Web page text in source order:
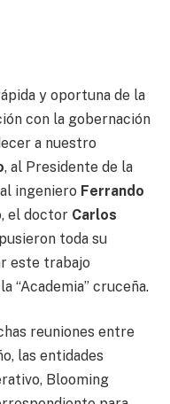
y oportuna de la
con la gobernación
a nuestro
, al Presidente de la
ingeniero Ferrando
el doctor Carlos
toda su
este trabajo
“Academia” cruceña.
reuniones entre
las entidades
Blooming